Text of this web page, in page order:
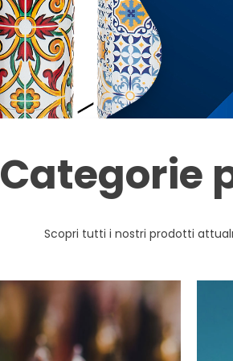
Categorie
Scopri tutti i nostri prodotti